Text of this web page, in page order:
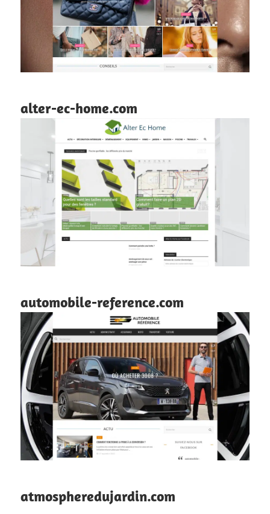
alter-ec-home.com
automobile-reference.com
atmospheredujardin.com